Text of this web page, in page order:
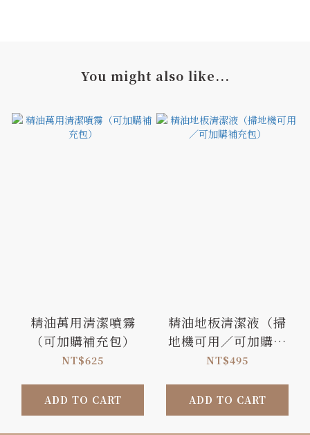
You might also like...
精油萬用清潔噴霧
（可加購補充包）
NT$625
ADD TO CART
精油地板清潔液（掃
地機可用／可加購補
充包）
NT$495
ADD TO CART